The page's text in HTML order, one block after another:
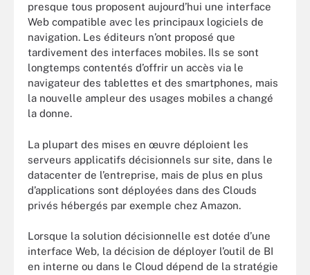
presque tous proposent aujourd’hui une interface
Web compatible avec les principaux logiciels de
navigation. Les éditeurs n’ont proposé que
tardivement des interfaces mobiles. Ils se sont
longtemps contentés d’offrir un accès via le
navigateur des tablettes et des smartphones, mais
la nouvelle ampleur des usages mobiles a changé
la donne.
La plupart des mises en œuvre déploient les
serveurs applicatifs décisionnels sur site, dans le
datacenter de l’entreprise, mais de plus en plus
d’applications sont déployées dans des Clouds
privés hébergés par exemple chez Amazon.
Lorsque la solution décisionnelle est dotée d’une
interface Web, la décision de déployer l’outil de BI
en interne ou dans le Cloud dépend de la stratégie